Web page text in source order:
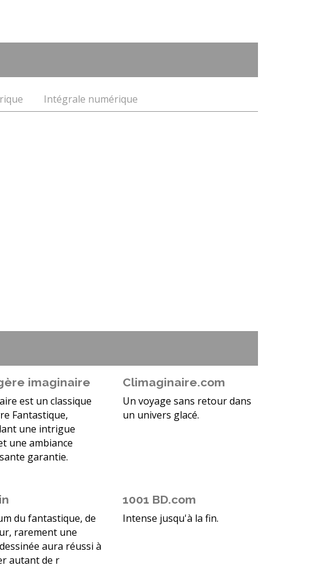
Intégrale numérique
imaginaire
est un classique
Fantastique,
une intrigue
une ambiance
garantie.
Climaginaire.com
Un voyage sans retour dans
un univers glacé.
du fantastique, de
rarement une
aura réussi à
autant de r
1001 BD.com
Intense jusqu'à la fin.